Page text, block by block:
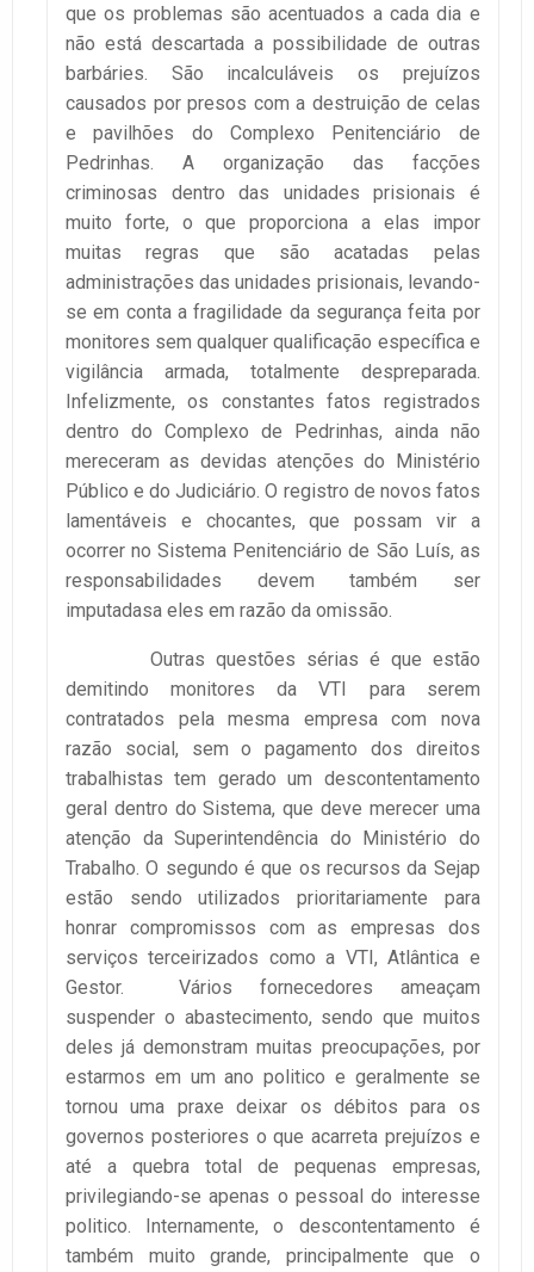
que os problemas são acentuados a cada dia e
não está descartada a possibilidade de outras
barbáries. São incalculáveis os prejuízos
causados por presos com a destruição de celas
e pavilhões do Complexo Penitenciário de
Pedrinhas. A organização das facções
criminosas dentro das unidades prisionais é
muito forte, o que proporciona a elas impor
muitas regras que são acatadas pelas
administrações das unidades prisionais, levando-
se em conta a fragilidade da segurança feita por
monitores sem qualquer qualificação específica e
vigilância armada, totalmente despreparada.
Infelizmente, os constantes fatos registrados
dentro do Complexo de Pedrinhas, ainda não
mereceram as devidas atenções do Ministério
Público e do Judiciário. O registro de novos fatos
lamentáveis e chocantes, que possam vir a
ocorrer no Sistema Penitenciário de São Luís, as
responsabilidades devem também ser
imputadasa eles em razão da omissão.
Outras questões sérias é que estão
demitindo monitores da VTI para serem
contratados pela mesma empresa com nova
razão social, sem o pagamento dos direitos
trabalhistas tem gerado um descontentamento
geral dentro do Sistema, que deve merecer uma
atenção da Superintendência do Ministério do
Trabalho. O segundo é que os recursos da Sejap
estão sendo utilizados prioritariamente para
honrar compromissos com as empresas dos
serviços terceirizados como a VTI, Atlântica e
Gestor. Vários fornecedores ameaçam
suspender o abastecimento, sendo que muitos
deles já demonstram muitas preocupações, por
estarmos em um ano politico e geralmente se
tornou uma praxe deixar os débitos para os
governos posteriores o que acarreta prejuízos e
até a quebra total de pequenas empresas,
privilegiando-se apenas o pessoal do interesse
politico. Internamente, o descontentamento é
também muito grande, principalmente que o